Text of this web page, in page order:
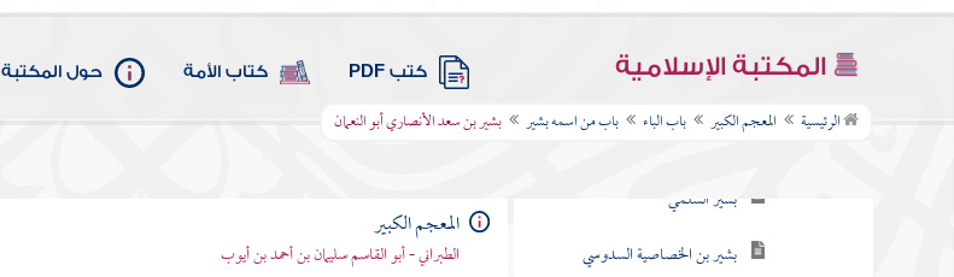
المكتبة الإسلامية كتب PDF كتاب الأمة حول المكتبة
الرئيسية المعجم الكبير باب الباء باب من اسمه بشير بشير بن سعد الأنصاري أبو النعمان
بشير بن سعد الأنصاري أبو النعمان
بشير الأسلمي أبو بشر
بشير بن عقربة الجهني
بشير بن الخصاصية السدوسي
المعجم الكبير
الطبراني - أبو القاسم سليمان بن أحمد بن أيوب